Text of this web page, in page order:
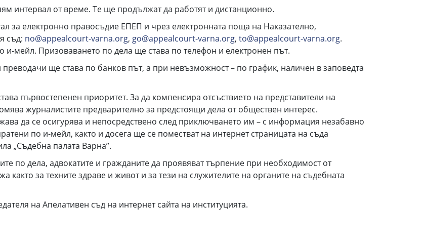
интервал от време. Те ще продължат да работят и дистанционно.
за електронно правосъдие ЕПЕП и чрез електронната поща на Наказателно,
съд: no@appealcourt-varna.org, go@appealcourt-varna.org, to@appealcourt-varna.org.
мейл. Призоваването по дела ще става по телефон и електронен път.
ще става по банков път, а при невъзможност – по график, наличен в заповедта
първостепенен приоритет. За да компенсира отсъствието на представители на
журналистите предварително за предстоящи дела от обществен интерес.
да се осигурява и непосредствено след приключването им – с информация незабавно
по и-мейл, както и досега ще се поместват на интернет страницата на съда
„Съдебна палата Варна”.
по дела, адвокатите и гражданите да проявяват търпение при необходимост от
за техните здраве и живот и за тези на служителите на органите на съдебната
на Апелативен съд на интернет сайта на институцията.